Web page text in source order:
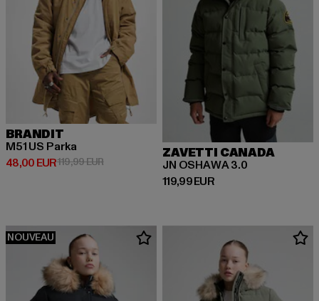
BRANDIT
M51 US Parka
48,00 EUR
Prix courant: 48,00 EUR
119,99 EURPrix en promotion: 119,99 EUR
ZAVETTI CANADA
JN OSHAWA 3.0
119,99 EUR
Prix courant: 119,99 EUR
NOUVEAU